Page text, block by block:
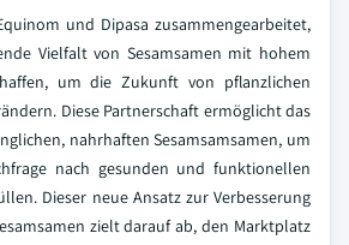
und Dipasa zusammengearbeitet,
Vielfalt von Sesamsamen mit hohem
um die Zukunft von pflanzlichen
Diese Partnerschaft ermöglicht das
nahrhaften Sesamsamsamen, um
nach gesunden und funktionellen
Dieser neue Ansatz zur Verbesserung
zielt darauf ab, den Marktplatz